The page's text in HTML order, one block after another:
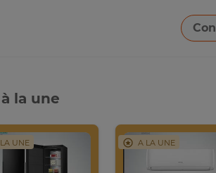
la une
UNE A LA UNE